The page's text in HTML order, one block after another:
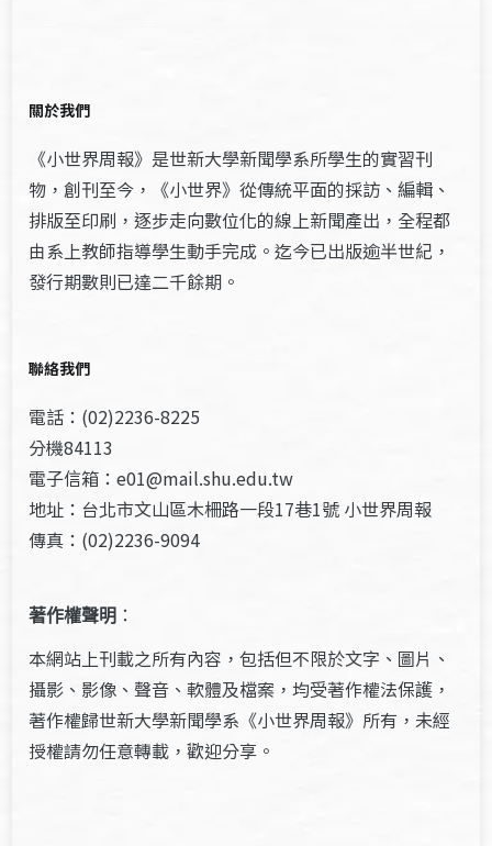
關於我們
《小世界周報》是世新大學新聞學系所學生的實習刊
物，創刊至今，《小世界》從傳統平面的採訪、編輯、
排版至印刷，逐步走向數位化的線上新聞產出，全程都
由系上教師指導學生動手完成。迄今已出版逾半世紀，
發行期數則已達二千餘期。
聯絡我們
電話：(02)2236-8225
分機84113
電子信箱：e01@mail.shu.edu.tw
地址：台北市文山區木柵路一段17巷1號 小世界周報
傳真：(02)2236-9094
著作權聲明 ：
本網站上刊載之所有內容，包括但不限於文字、圖片、
攝影、影像、聲音、軟體及檔案，均受著作權法保護，
著作權歸世新大學新聞學系《小世界周報》所有，未經
授權請勿任意轉載，歡迎分享。